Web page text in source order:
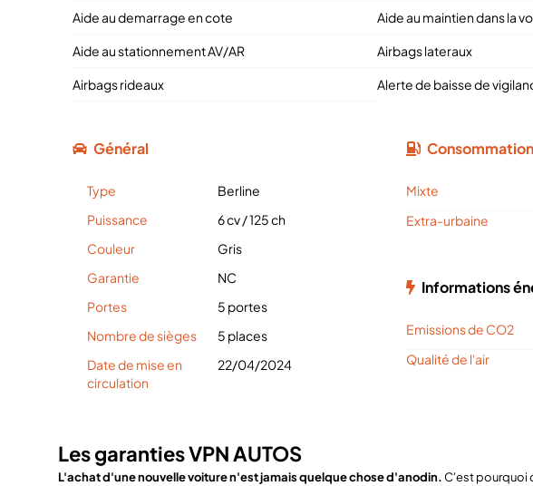
Aide au demarrage en cote Aide au maintien dans la
Aide au stationnement AV/AR Airbags lateraux
Airbags rideaux Alerte de baisse de
Général
Type
Berline
Puissance
6 cv/125 ch
Couleur
Gris
Garantie
NC
Portes
5 portes
Nombre de sièges
5 places
Date de mise en
circulation
22/04/2024
Consommation
Mixte
Extra-urbaine
Informations
Emissions de CO2
Qualité de l'air
Les garanties VPN AUTOS
L'achat d'une nouvelle voiture n'est jamais quelque chose d'anodin.C'est pourquoi